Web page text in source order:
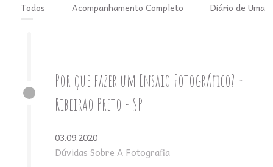
Todos Acompanhamento Completo Diário de Uma
Por que fazer um Ensaio Fotográfico? -
Ribeirão Preto - SP
03.09.2020
Dúvidas Sobre A Fotografia